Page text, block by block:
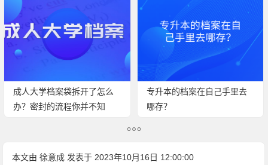
成人大学档案袋拆开了怎么
办？密封的流程你并不知
专升本的档案在自己手里去
哪存？
本文由徐意成 发表于 2023年10月16日 12:00:00